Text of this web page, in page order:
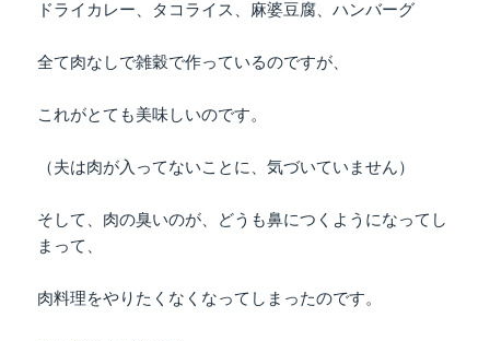
ドライカレー、タコライス、麻婆豆腐、ハンバーグ
全て肉なしで雑穀で作っているのですが、
これがとても美味しいのです。
（夫は肉が入ってないことに、気づいていません）
そして、肉の臭いのが、どうも鼻につくようになってし
まって、
肉料理をやりたくなくなってしまったのです。